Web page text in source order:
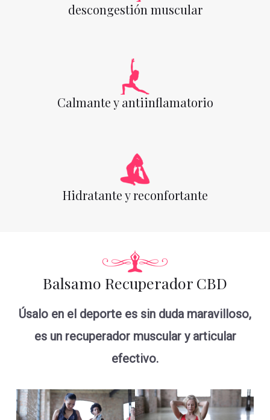
descongestión muscular
Calmante y antiinflamatorio
Hidratante y reconfortante
Balsamo Recuperador CBD
Úsalo en el deporte es sin duda maravilloso,
es un recuperador muscular y articular
efectivo.